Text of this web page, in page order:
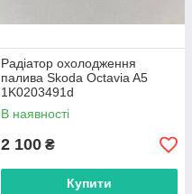
Радіатор охолодження
палива Skoda Octavia A5
1K0203491d
В наявності
2 100 ₴
Купити